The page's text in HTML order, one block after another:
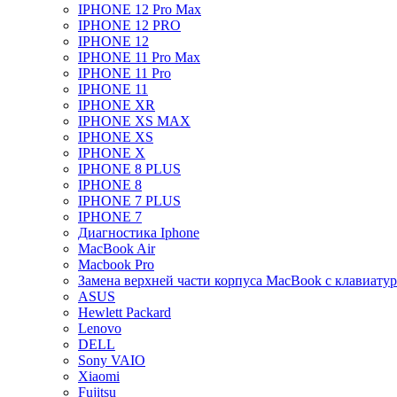
IPHONE 12 Pro Max
IPHONE 12 PRO
IPHONE 12
IPHONE 11 Pro Max
IPHONE 11 Pro
IPHONE 11
IPHONE XR
IPHONE XS MAX
IPHONE XS
IPHONE X
IPHONE 8 PLUS
IPHONE 8
IPHONE 7 PLUS
IPHONE 7
Диагностика Iphone
MacBook Air
Macbook Pro
Замена верхней части корпуса MacBook с
ASUS
Hewlett Packard
Lenovo
DELL
Sony VAIO
Xiaomi
Fujitsu